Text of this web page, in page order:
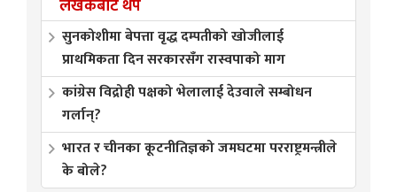
लेखकबाट थप
सुनकोशीमा बेपत्ता वृद्ध दम्पतीको खोजीलाई
प्राथमिकता दिन सरकारसँग रास्वपाको माग
कांग्रेस विद्रोही पक्षको भेलालाई देउवाले सम्बोधन
गर्लान्?
भारत र चीनका कूटनीतिज्ञको जमघटमा परराष्ट्रमन्त्रीले
के बोले?